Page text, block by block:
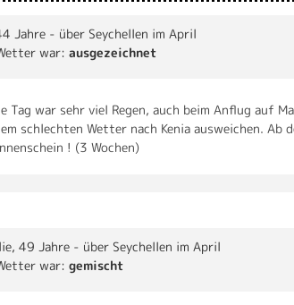
Jahre - über Seychellen im April
war: ausgezeichnet
Tag war sehr viel Regen, auch beim Anflug auf
schlechten Wetter nach Kenia ausweichen. Ab
! (3 Wochen)
, 49 Jahre - über Seychellen im April
war: gemischt